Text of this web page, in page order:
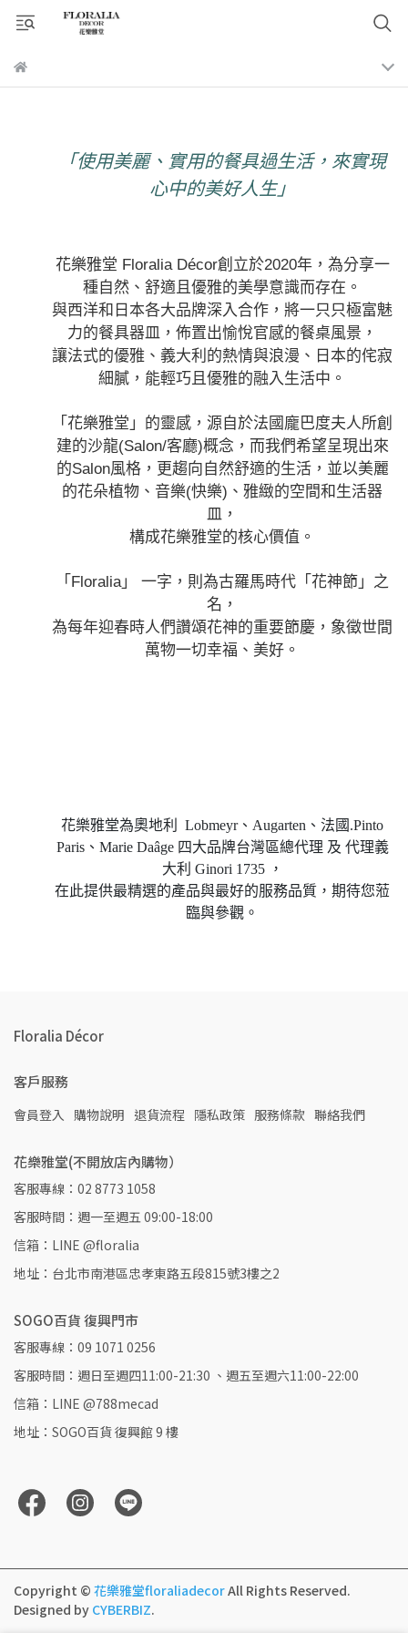
「使用美麗、實用的餐具過生活，來實現
心中的美好人生」
花樂雅堂 Floralia Décor創立於2020年，為分享一
種自然、舒適且優雅的美學意識而存在。
與西洋和日本各大品牌深入合作，將一只只極富魅
力的餐具器皿，佈置出愉悅官感的餐桌風景，
讓法式的優雅、義大利的熱情與浪漫、日本的侘寂
細膩，能輕巧且優雅的融入生活中。
「花樂雅堂」的靈感，源自於法國龐巴度夫人所創
建的沙龍(Salon/客廳)概念，而我們希望呈現出來
的Salon風格，更趨向自然舒適的生活，並以美麗
的花朵植物、音樂(快樂)、雅緻的空間和生活器
皿，
構成花樂雅堂的核心價值。
「Floralia」 一字，則為古羅馬時代「花神節」之
名，
為每年迎春時人們讚頌花神的重要節慶，象徵世間
萬物一切幸福、美好。
花樂雅堂為奧地利 Lobmeyr、Augarten、法國.Pinto
Paris、Marie Daâge 四大品牌台灣區總代理 及 代理義
大利 Ginori 1735 ，
在此提供最精選的產品與最好的服務品質，期待您蒞
臨與參觀。
Floralia Décor
客戶服務
會員登入 購物說明 退貨流程 隱私政策 服務條款 聯絡我們
花樂雅堂(不開放店內購物）
客服專線：02 8773 1058
客服時間：週一至週五 09:00-18:00
信箱：LINE @floralia
地址：台北市南港區忠孝東路五段815號3樓之2
SOGO百貨 復興門市
客服專線：09 1071 0256
客服時間：週日至週四11:00-21:30 、週五至週六11:00-22:00
信箱：LINE @788mecad
地址：SOGO百貨 復興館 9 樓
Copyright © 花樂雅堂floraliadecorAll Rights Reserved.
Designed by CYBERBIZ.